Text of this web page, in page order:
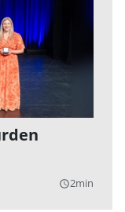
query_builder2min